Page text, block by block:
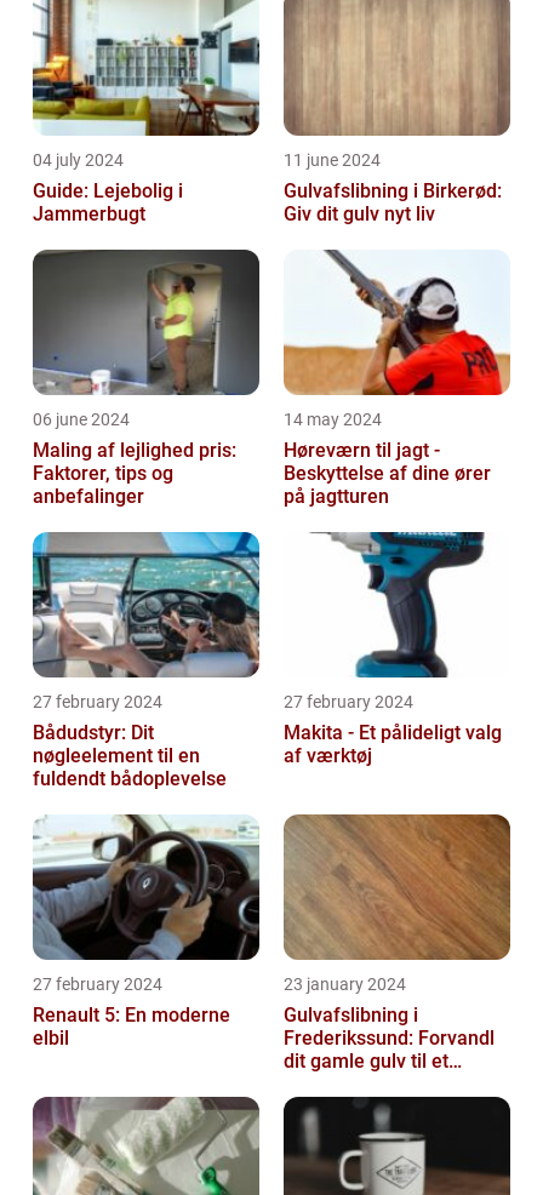
04 july 2024
Guide: Lejebolig i
Jammerbugt
11 june 2024
Gulvafslibning i Birkerød:
Giv dit gulv nyt liv
06 june 2024
Maling af lejlighed pris:
Faktorer, tips og
anbefalinger
14 may 2024
Høreværn til jagt -
Beskyttelse af dine ører
på jagtturen
27 february 2024
Bådudstyr: Dit
nøgleelement til en
fuldendt bådoplevelse
27 february 2024
Makita - Et pålideligt valg
af værktøj
27 february 2024
Renault 5: En moderne
elbil
23 january 2024
Gulvafslibning i
Frederikssund: Forvandl
dit gamle gulv til et